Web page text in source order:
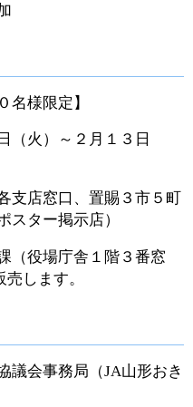
様限定】
（火）～２月１３日
支店窓口、置賜３市５町
スター掲示店）
場庁舎１階３番窓
します。
議会事務局（JA山形おき